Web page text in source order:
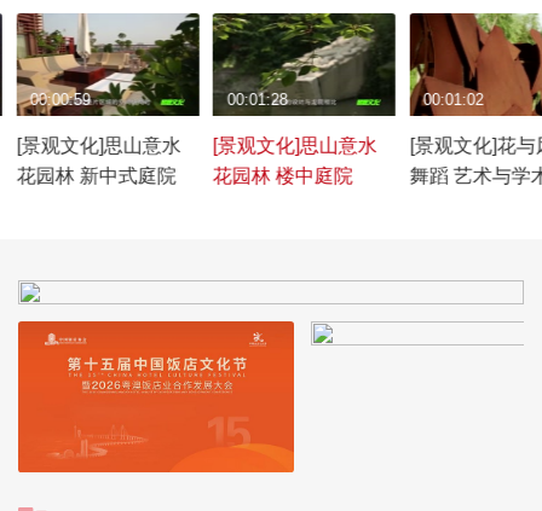
[景观文化]思山意水
花园林 新中式庭院
00:00:59
[景观文化]思山意水
花园林 楼中庭院
00:01:28
[景观文化]花与
舞蹈 艺术与学
00:01:02